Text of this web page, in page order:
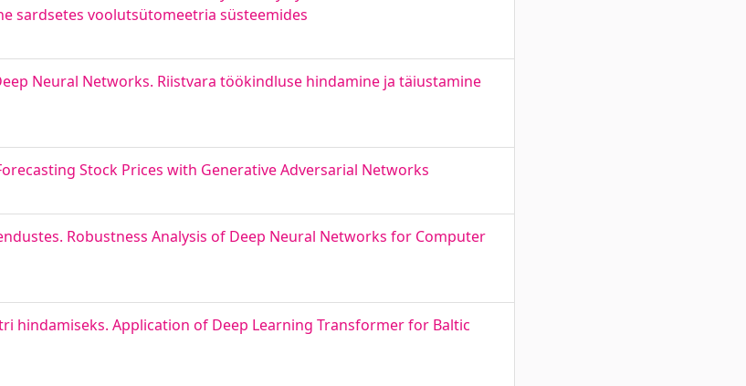
sardsetes voolutsütomeetria süsteemides
Neural Networks. Riistvara töökindluse hindamine ja täiustamine
Stock Prices with Generative Adversarial Networks
Robustness Analysis of Deep Neural Networks for Computer
hindamiseks. Application of Deep Learning Transformer for Baltic